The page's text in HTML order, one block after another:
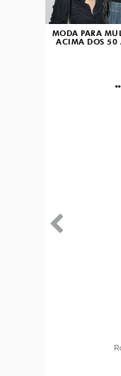
MODA PARA
ACIMA DOS 50